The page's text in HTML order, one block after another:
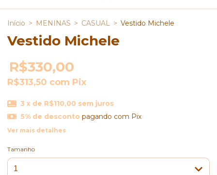
Início > MENINAS > CASUAL > Vestido Michele
Vestido Michele
R$330,00
R$313,50 com Pix
3 x de R$110,00 sem juros
5% de desconto pagando com Pix
Ver mais detalhes
Tamanho